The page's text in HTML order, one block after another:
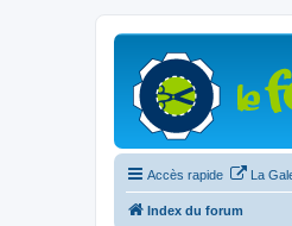
Accès rapide La
Index du forum